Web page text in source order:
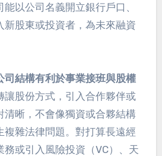
以公司名義開立銀行戶口、
新股東或投資者，為未來融資
司結構有利於事業接班與股權
讓股份方式，引入合作夥伴或
清晰，不會像獨資或合夥結構
複雜法律問題。對打算長遠經
務或引入風險投資（VC）、天